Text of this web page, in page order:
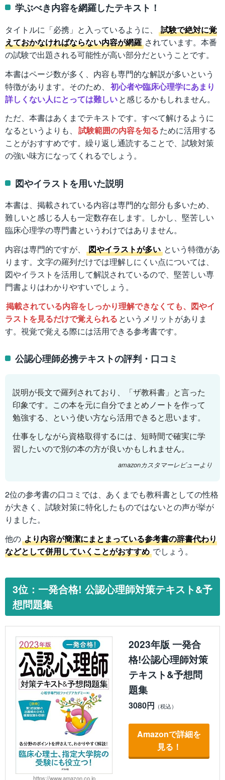
学ぶべき内容を網羅したテキスト！
タイトルに「必携」と入っているように、
試験で絶対に覚
えておかなければならない内容が網羅 されています。本番
の試験で出題される可能性が高い部分だということです。
本書はページ数が多く、内容も専門的な解説が多いという
特徴があります。そのため、 初心者や臨床心理学にあまり
詳しくない人にとっては難しいと感じるかもしれません。
ただ、本書はあくまでテキストです。すべて解けるように
なるというよりも、 試験範囲の内容を知るために活用する
ことがおすすめです。繰り返し通読することで、試験対策
の強い味方になってくれるでしょう。
図やイラストを用いた説明
本書は、掲載されている内容は専門的な部分も多いため、
難しいと感じる人も一定数存在します。しかし、堅苦しい
臨床心理学の専門書というわけではありません。
内容は専門的ですが、
図やイラストが多い という特徴があ
ります。文字の羅列だけでは理解しにくい点については、
図やイラストを活用して解説されているので、堅苦しい専
門書よりはわかりやすいでしょう。
掲載されている内容をしっかり理解できなくても、図やイ
ラストを見るだけで覚えられる というメリットがありま
す。視覚で覚える際には活用できる参考書です。
公認心理師必携テキストの評判・口コミ
説明が長文で羅列されており、「ザ教科書」と言った
印象です。この本を元に自分でまとめノートを作って
勉強する、という使い方なら活用できると思います。
仕事をしながら資格取得するには、短時間で確実に学
習したいので別の本の方が良いかもしれません。
amazonカスタマーレビューより
2位の参考書の口コミでは、あくまでも教科書としての性格
が大きく、試験対策に特化したものではないとの声が挙が
りました。
他の より内容が簡潔にまとまっている参考書の辞書代わり
などとして併用していくことがおすすめ でしょう。
3位：一発合格! 公認心理師対策テキスト&予
想問題集
https://www.amazon.co.jp
2023年版 一発合
格!公認心理師対策
テキスト&予想問
題集
3080円
Amazonで詳細を
見る！